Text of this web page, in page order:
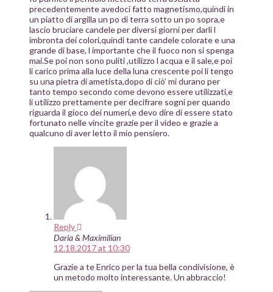
precedentemente avedoci fatto magnetismo,quindi in
un piatto di argilla un po di terra sotto un po sopra,e
lascio bruciare candele per diversi giorni per darli l
imbronta dei colori,quindi tante candele colorate e una
grande di base, l importante che il fuoco non si spenga
mai.Se poi non sono puliti ,utilizzo l acqua e il sale,e poi
li carico prima alla luce della luna crescente poi li tengo
su una pietra di ametista,dopo di ciò’ mi durano per
tanto tempo secondo come devono essere utilizzati,e
li utilizzo prettamente per decifrare sogni per quando
riguarda il gioco dei numeri,e devo dire di essere stato
fortunato nelle vincite grazie per il video e grazie a
qualcuno di aver letto il mio pensiero.
Reply
Daria & Maximilian
12.18.2017 at 10:30
Grazie a te Enrico per la tua bella condivisione, è
un metodo molto interessante. Un abbraccio!